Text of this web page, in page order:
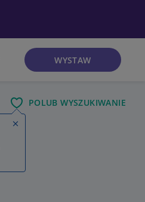
WYSTAW
POLUB WYSZUKIWANIE
Zamknij wskazówkę